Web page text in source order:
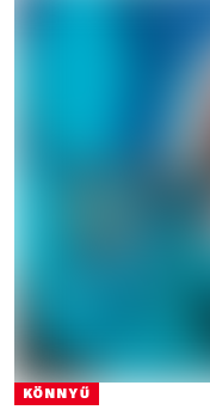
KÖNNYŰ